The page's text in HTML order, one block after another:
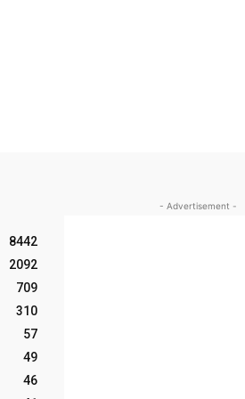
8442
2092
709
310
57
49
46
- Advertisement -